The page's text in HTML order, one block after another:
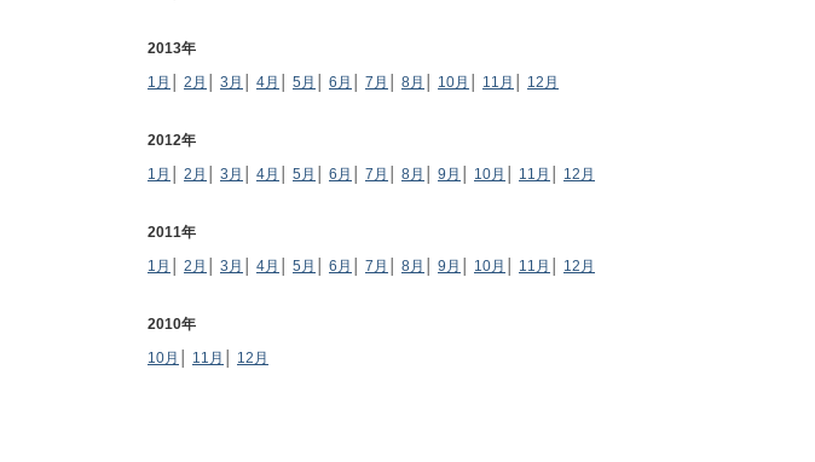
2013年
1月
2月 3月 4月 5月 6月 7月 8月 10月 11月 12月
2012年
1月
2月 3月 4月 5月 6月 7月 8月 9月 10月 11月 12月
2011年
1月
2月 3月 4月 5月 6月 7月 8月 9月 10月 11月 12月
2010年
10月
11月 12月